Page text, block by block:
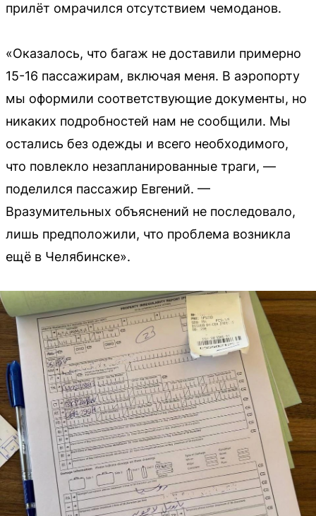
прилёт омрачился отсутствием чемоданов.
«Оказалось, что багаж не доставили примерно
15-16 пассажирам, включая меня. В аэропорту
мы оформили соответствующие документы, но
никаких подробностей нам не сообщили. Мы
остались без одежды и всего необходимого,
что повлекло незапланированные траги, —
поделился пассажир Евгений. —
Вразумительных объяснений не последовало,
лишь предположили, что проблема возникла
ещё в Челябинске».